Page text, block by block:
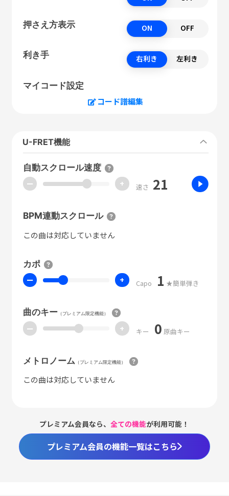
押さえ方表示 ON OFF
利き手 右利き 左利き
マイコード設定
コード譜編集
U-FRET機能
自動スクロール速度
ー + 速さ 21
BPM連動スクロール
この曲は対応していません
カポ
ー + Capo 1 ★簡単弾き
曲のキー（プレミアム限定機能）
ー + キー 0 原曲キー
メトロノーム （プレミアム限定機能）
この曲は対応していません
プレミアム会員なら、全ての機能が利用可能！
プレミアム会員の機能一覧はこちら